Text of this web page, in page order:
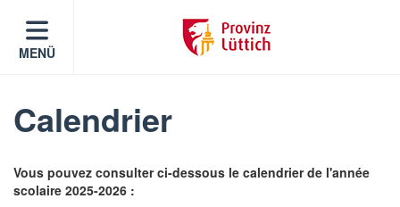
MENÜ
Calendrier
Vous pouvez consulter ci-dessous le calendrier de l'année
scolaire 2025-2026 :